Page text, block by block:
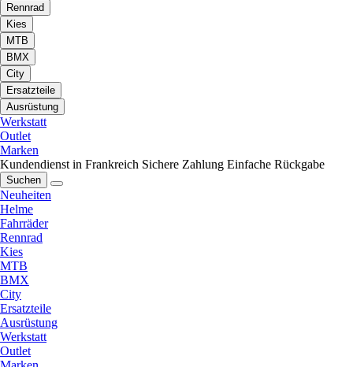
Rennrad
Kies
MTB
BMX
City
Ersatzteile
Ausrüstung
Werkstatt
Outlet
Marken
Kundendienst in Frankreich Sichere Zahlung Einfache Rückgabe
Suchen
Neuheiten
Helme
Fahrräder
Rennrad
Kies
MTB
BMX
City
Ersatzteile
Ausrüstung
Werkstatt
Outlet